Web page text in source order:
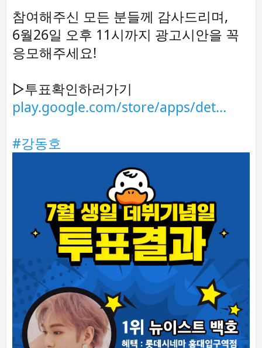
참여해주신 모든 분들께 감사드리며,
6월26일 오후 11시까지 광고시안을 꼭
응모해주세요!
play.google.com/store/apps/det…
#강동호